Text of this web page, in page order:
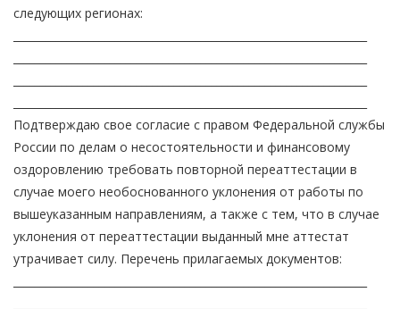
следующих регионах:
Подтверждаю свое согласие с правом Федеральной службы
России по делам о несостоятельности и финансовому
оздоровлению требовать повторной переаттестации в
случае моего необоснованного уклонения от работы по
вышеуказанным направлениям, а также с тем, что в случае
уклонения от переаттестации выданный мне аттестат
утрачивает силу. Перечень прилагаемых документов: